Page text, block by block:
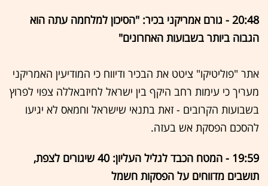
20:48 - גורם אמריקני בכיר: "הסיכון למלחמה עתה הוא
הגבוה ביותר בשבועות האחרונים"
אתר "פוליטיקו" ציטט את הבכיר ודיווח כי המודיעין האמריקני
מעריך כי עימות רחב היקף בין ישראל לחיזבאללה צפוי לפרוץ
בשבועות הקרובים - זאת בתנאי שישראל וחמאס לא יגיעו
להסכם הפסקת אש בעזה.
19:59 - המטח הכבד לגליל העליון: 40 שיגורים לצפת,
תושבים מדווחים על הפסקות חשמל